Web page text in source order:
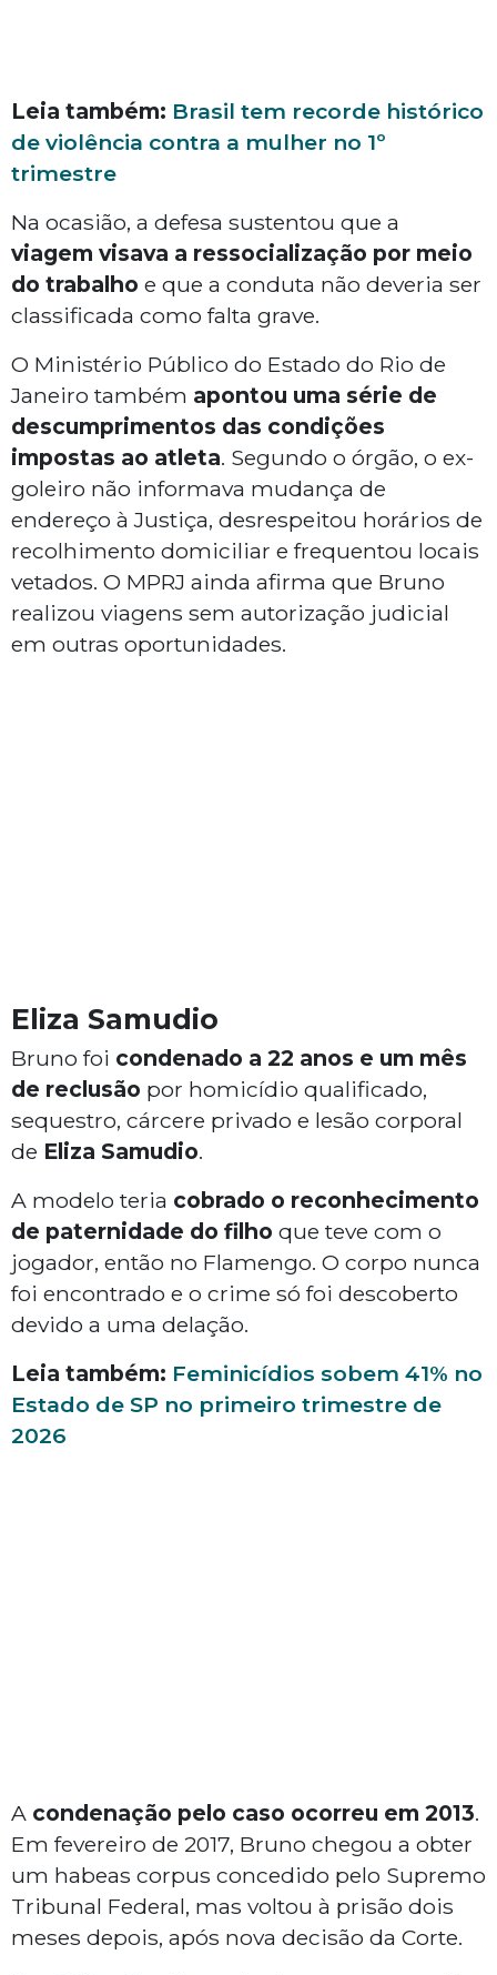
Leia também: Brasil tem recorde histórico
de violência contra a mulher no 1º
trimestre
Na ocasião, a defesa sustentou que a
viagem visava a ressocialização por meio
do trabalho e que a conduta não deveria ser
classificada como falta grave.
O Ministério Público do Estado do Rio de
Janeiro também apontou uma série de
descumprimentos das condições
impostas ao atleta. Segundo o órgão, o ex-
goleiro não informava mudança de
endereço à Justiça, desrespeitou horários de
recolhimento domiciliar e frequentou locais
vetados. O MPRJ ainda afirma que Bruno
realizou viagens sem autorização judicial
em outras oportunidades.
Eliza Samudio
Bruno foi condenado a 22 anos e um mês
de reclusão por homicídio qualificado,
sequestro, cárcere privado e lesão corporal
de Eliza Samudio.
A modelo teria cobrado o reconhecimento
de paternidade do filho que teve com o
jogador, então no Flamengo. O corpo nunca
foi encontrado e o crime só foi descoberto
devido a uma delação.
Leia também: Feminicídios sobem 41% no
Estado de SP no primeiro trimestre de
2026
A condenação pelo caso ocorreu em 2013.
Em fevereiro de 2017, Bruno chegou a obter
um habeas corpus concedido pelo Supremo
Tribunal Federal, mas voltou à prisão dois
meses depois, após nova decisão da Corte.